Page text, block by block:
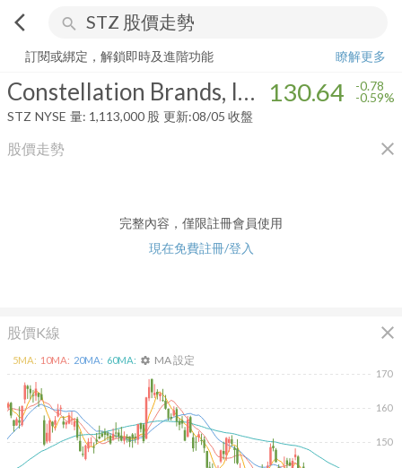
arrow_back_ios search
Constellation Brands, Inc. 130.64
訂閱或綁定，解鎖即時及進階功能
瞭解更多
Constellation Brands, Inc. 130.64 -0.78
-0.59%
STZ NYSE 量: 1,113,000 股 更新:08/05 收盤
股價走勢 close
完整內容，僅限註冊會員使用
現在免費註冊/登入
股價K線 close
150
160
170
5MA: 10MA: 20MA: 60MA: settings MA 設定